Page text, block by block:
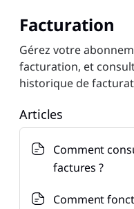
Facturation
Gérez votre
facturation, et
historique de
Articles
Comment
factures ?
Comment